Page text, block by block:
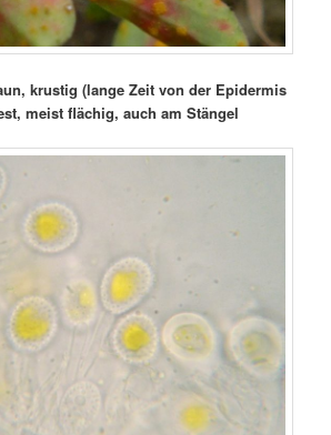
krustig (lange Zeit von der Epidermis
meist flächig, auch am Stängel